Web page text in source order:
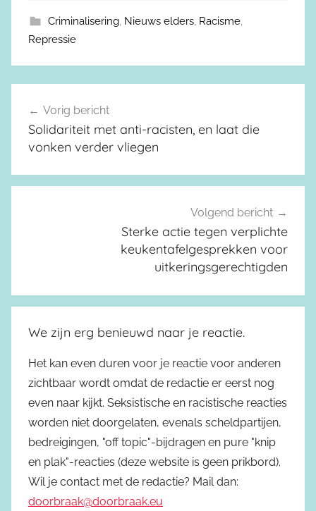
Criminalisering, Nieuws elders, Racisme,
Repressie
Berichtnavigatie
Vorig bericht
Solidariteit met anti-racisten, en laat die
vonken verder vliegen
Volgend bericht
Sterke actie tegen verplichte
keukentafelgesprekken voor
uitkeringsgerechtigden
We zijn erg benieuwd naar je reactie.
Het kan even duren voor je reactie voor anderen
zichtbaar wordt omdat de redactie er eerst nog
even naar kijkt. Seksistische en racistische reacties
worden niet doorgelaten, evenals scheldpartijen,
bedreigingen, "off topic"-bijdragen en pure "knip
en plak"-reacties (deze website is geen prikbord).
Wil je contact met de redactie? Mail dan:
doorbraak@doorbraak.eu